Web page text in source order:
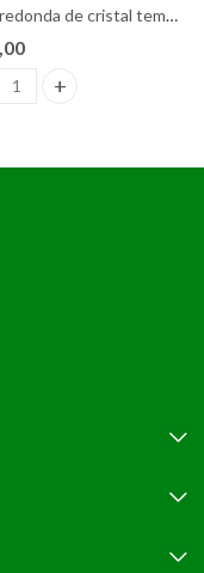
Mesa redonda de cristal templado + 4 sillas
redonda de cristal